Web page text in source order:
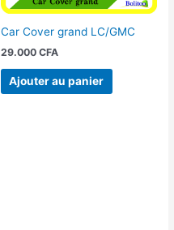
Car Cover grand LC/GMC
29.000 CFA
Ajouter au panier